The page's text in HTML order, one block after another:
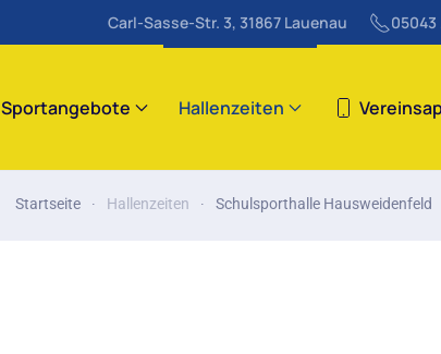
Carl-Sasse-Str. 3, 31867 Lauenau 05043
Sportangebote Hallenzeiten
Startseite Hallenzeiten Schulsporthalle Hausweidenfeld